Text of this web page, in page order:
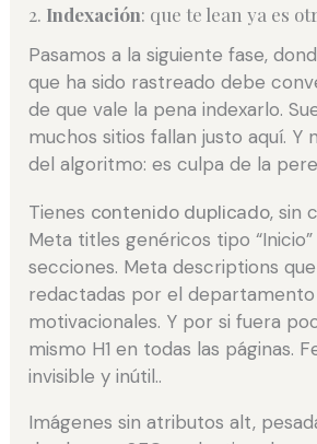
2. Indexación: que te lean ya es
Pasamos a la siguiente fase,
que ha sido rastreado debe
de que vale la pena indexarlo.
muchos sitios fallan justo aquí. Y
del algoritmo: es culpa de la
Tienes contenido duplicado, sin
Meta titles genéricos tipo
secciones. Meta descriptions
redactadas por el
motivacionales. Y por si fuera
mismo H1 en todas las páginas.
invisible y inútil..
Imágenes sin atributos alt,